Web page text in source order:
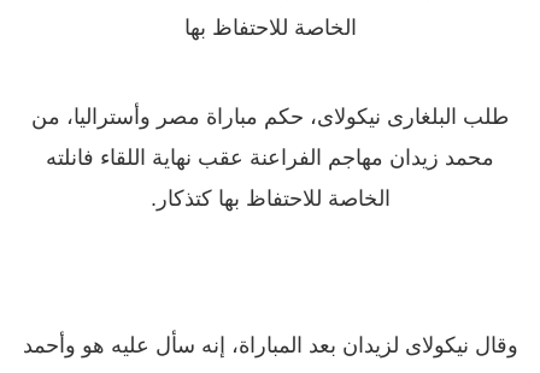
الخاصة للاحتفاظ بها
طلب البلغارى نيكولاى، حكم مباراة مصر وأستراليا، من
محمد زيدان مهاجم الفراعنة عقب نهاية اللقاء فانلته
الخاصة للاحتفاظ بها كتذكار.
وقال نيكولاى لزيدان بعد المباراة، إنه سأل عليه هو وأحمد